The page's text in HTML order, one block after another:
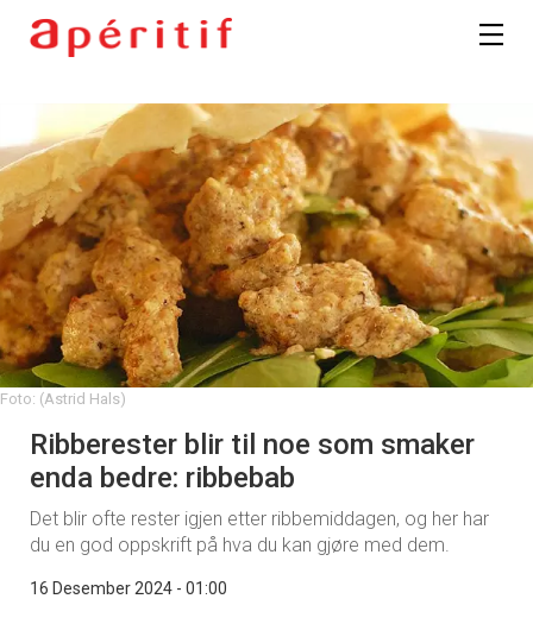
Foto: (Astrid Hals)
Ribberester blir til noe som smaker
enda bedre: ribbebab
Det blir ofte rester igjen etter ribbemiddagen, og her har
du en god oppskrift på hva du kan gjøre med dem.
16 Desember 2024 - 01:00